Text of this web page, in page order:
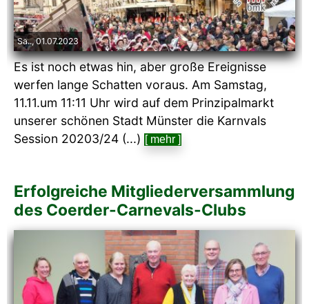
Sa.., 01.07.2023
Es ist noch etwas hin, aber große Ereignisse
werfen lange Schatten voraus. Am Samstag,
11.11.um 11:11 Uhr wird auf dem Prinzipalmarkt
unserer schönen Stadt Münster die Karnvals
Session 20203/24 (...) [ mehr ]
Erfolgreiche Mitgliederversammlung
des Coerder-Carnevals-Clubs